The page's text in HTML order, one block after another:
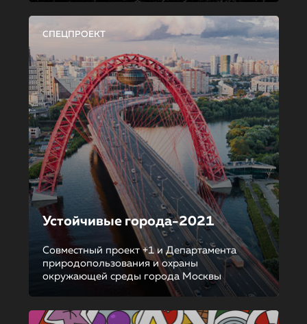
СПЕЦПРОЕКТ
Устойчивые города-2021
Совместный проект +1 и Департамента
природопользования и охраны
окружающей среды города Москвы